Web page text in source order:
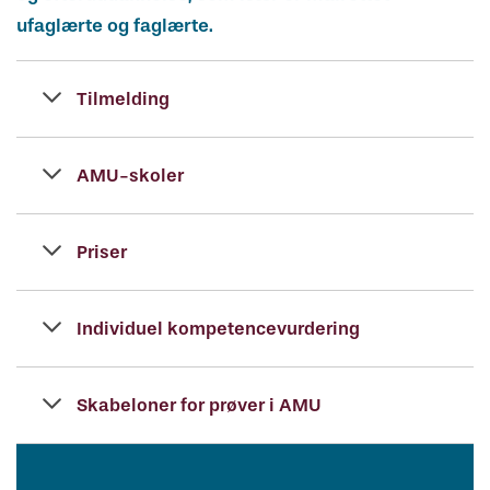
ufaglærte og faglærte.
Tilmelding
AMU-skoler
Priser
Individuel kompetencevurdering
Skabeloner for prøver i AMU
Vejledning om oplæring
Har du kendskab til bekymrende
Uenighed og tvister
Bestil kopi af svendebrev
Skuemestre
Job